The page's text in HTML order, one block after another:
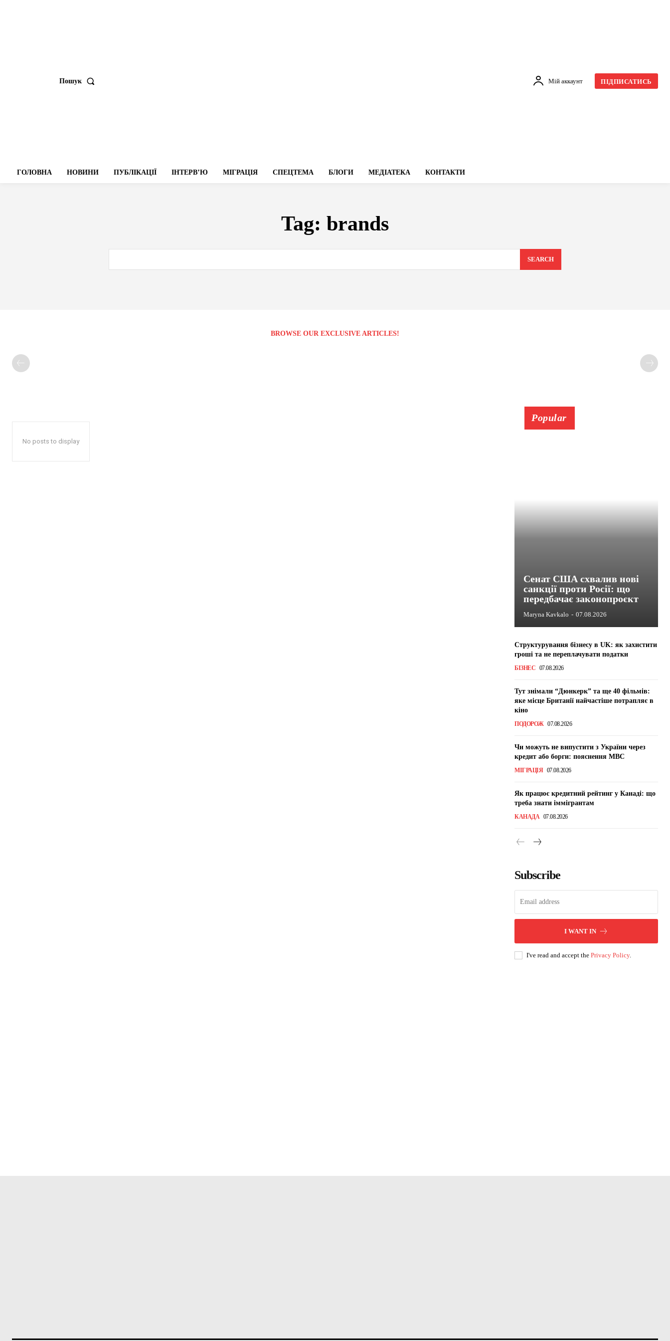
Пошук Мій аккаунт ПІДПИСАТИСЬ
ГОЛОВНА НОВИНИ ПУБЛІКАЦІЇ ІНТЕРВʼЮ МІГРАЦІЯ СПЕЦТЕМА БЛОГИ МЕДІАТЕКА КОНТАКТИ
Tag: brands
SEARCH
BROWSE OUR EXCLUSIVE ARTICLES!
No posts to display
Popular
Сенат США схвалив нові
санкції проти Росії: що
передбачає законопроєкт
Maryna Kavkalo - 07.08.2026
Структурування бізнесу в UK: як захистити
гроші та не переплачувати податки
БІЗНЕС 07.08.2026
Тут знімали “Дюнкерк” та ще 40 фільмів:
яке місце Британії найчастіше потрапляє в
кіно
ПОДОРОЖ 07.08.2026
Чи можуть не випустити з України через
кредит або борги: пояснення МВС
МІГРАЦІЯ 07.08.2026
Як працює кредитний рейтинг у Канаді: що
треба знати іммігрантам
КАНАДА 07.08.2026
Subscribe
I WANT IN
I've read and accept the Privacy Policy.